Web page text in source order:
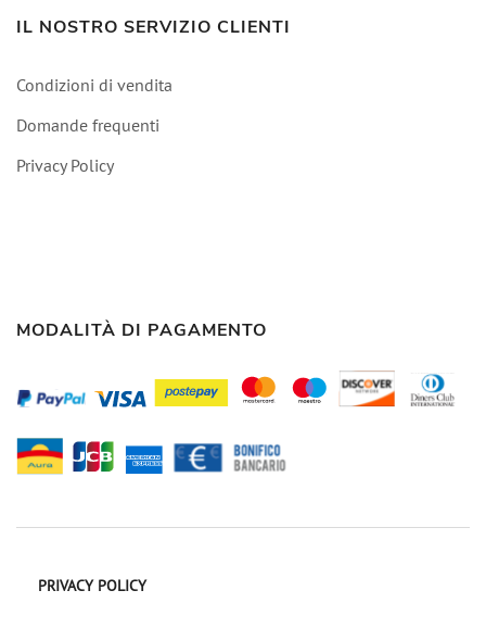
IL NOSTRO SERVIZIO CLIENTI
Condizioni di vendita
Domande frequenti
Privacy Policy
MODALITÀ DI PAGAMENTO
PRIVACY POLICY